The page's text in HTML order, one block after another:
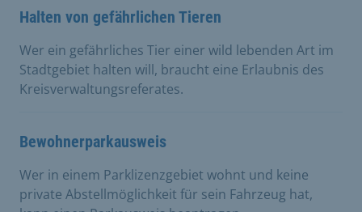
Halten von gefährlichen Tieren
Wer ein gefährliches Tier einer wild lebenden Art im
Stadtgebiet halten will, braucht eine Erlaubnis des
Kreisverwaltungsreferates.
Bewohnerparkausweis
Wer in einem Parklizenzgebiet wohnt und keine
private Abstellmöglichkeit für sein Fahrzeug hat,